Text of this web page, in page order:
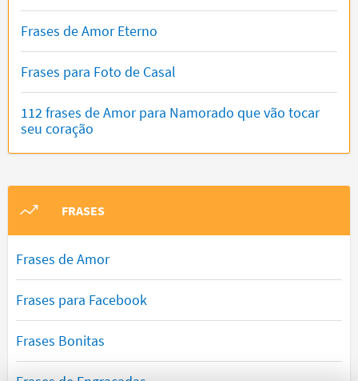
Frases de Amor Eterno
Frases para Foto de Casal
112 frases de Amor para Namorado que vão tocar
seu coração
FRASES
Frases de Amor
Frases para Facebook
Frases Bonitas